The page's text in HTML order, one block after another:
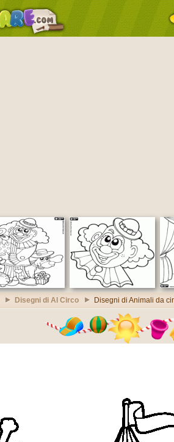
Disegni di Al Circo Disegni di Animali da